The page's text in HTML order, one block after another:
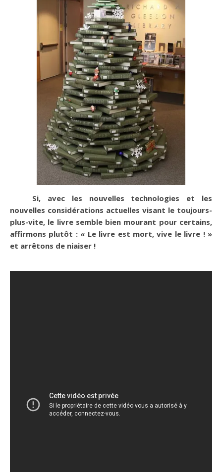
Si, avec les nouvelles technologies et les
nouvelles considérations actuelles visant le toujours-
plus-vite, le livre semble bien mourant pour certains,
affirmons plutôt : « Le livre est mort, vive le livre ! »
et arrêtons de niaiser !